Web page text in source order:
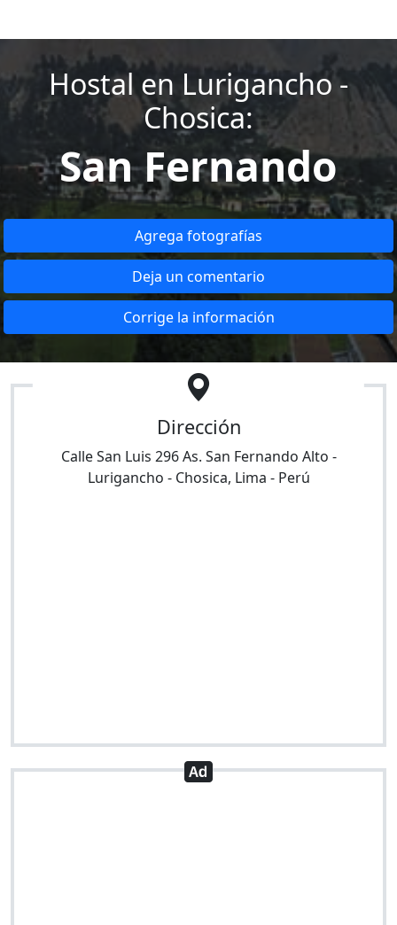
Hostal en Lurigancho -
Chosica:
San Fernando
Agrega fotografías
Deja un comentario
Corrige la información
Dirección
Calle San Luis 296 As. San Fernando Alto -
Lurigancho - Chosica, Lima - Perú